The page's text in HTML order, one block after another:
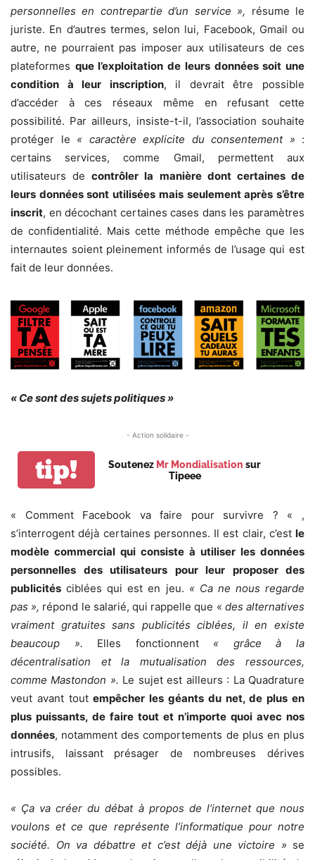
personnelles en contrepartie d’un service », résume le
juriste. En d’autres termes, selon lui, Facebook, Gmail ou
autre, ne pourraient pas imposer aux utilisateurs de ces
plateformes que l’exploitation de leurs données soit une
condition à leur inscription, il devrait être possible
d’accéder à ces réseaux même en refusant cette
possibilité. Par ailleurs, insiste-t-il, l’association souhaite
protéger le « caractère explicite du consentement » :
certains services, comme Gmail, permettent aux
utilisateurs decontrôler la manière dont certaines de
leurs données sont utilisées mais seulement après s’être
inscrit, en décochant certaines cases dans les paramètres
de confidentialité. Mais cette méthode empêche que les
internautes soient pleinement informés de l’usage qui est
fait de leur données.
« Ce sont des sujets politiques »
- Action solidaire -
tip! Soutenez Mr Mondialisation sur
Tipeee
« Comment Facebook va faire pour survivre ? « ,
s’interrogent déjà certaines personnes. Il est clair, c’est le
modèle commercial qui consiste à utiliser les données
personnelles des utilisateurs pour leur proposer des
publicités ciblées qui est en jeu. « Ca ne nous regarde
pas », répond le salarié, qui rappelle que « des alternatives
vraiment gratuites sans publicités ciblées, il en existe
beaucoup ». Elles fonctionnent « grâce à la
décentralisation et la mutualisation des ressources,
comme Mastondon ». Le sujet est ailleurs : La Quadrature
veut avant toutempêcher les géants du net, de plus en
plus puissants, de faire tout et n’importe quoi avec nos
données, notamment des comportements de plus en plus
intrusifs, laissant présager de nombreuses dérives
possibles.
« Ça va créer du débat à propos de l’internet que nous
voulons et ce que représente l’informatique pour notre
société. On va débattre et c’est déjà une victoire » se